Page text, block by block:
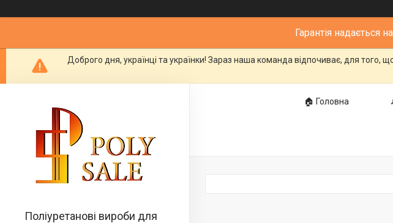
Гарантія надається
Доброго дня, українці та українки! Зараз наша команда відпочиває, для
Поліуретанові вироби для
🏠 Головна